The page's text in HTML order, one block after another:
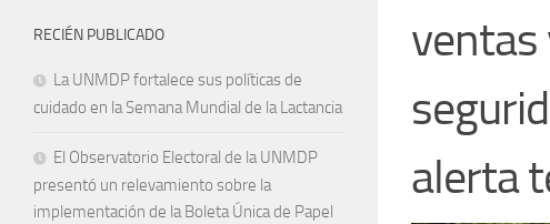
ventas
alerta
RECIÉN PUBLICADO
La UNMDP fortalece sus políticas de
cuidado en la Semana Mundial de la Lactancia
El Observatorio Electoral de la UNMDP
presentó un relevamiento sobre la
implementación de la Boleta Única de Papel